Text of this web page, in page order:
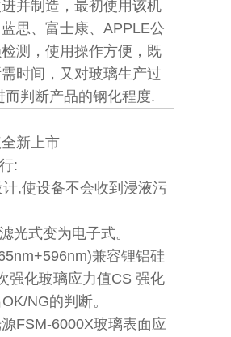
并制造，最初使用该机
思、富士康、APPLE公
测，使用操作方便，既
时间，又对玻璃生产过
判断产品的钢化程度.
新上市
:
,使设备不会收到浸液污
光式变为电子式。
兼容锂铝硅
强化玻璃应力值CS 强化
NG的判断。
FSM-6000X玻璃表面应